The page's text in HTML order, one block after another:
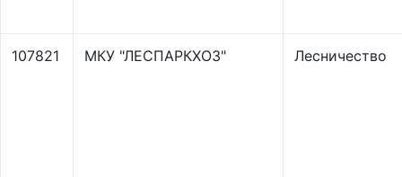
107821 МКУ "ЛЕСПАРКХОЗ" Лесничество